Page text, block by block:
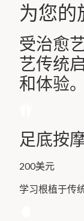
为您的
受治愈
艺传统
和体验
足底按
200美元
学习根植于传